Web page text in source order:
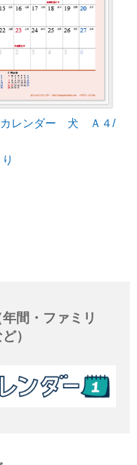
カレンダー 犬 Ａ４/
間・ファミリ
）